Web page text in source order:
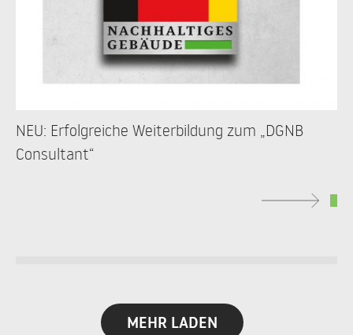
NEU: Erfolgreiche Weiterbildung zum „DGNB
Consultant“
MEHR LADEN